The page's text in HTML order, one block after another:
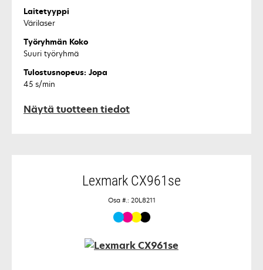
Laitetyyppi
Värilaser
Työryhmän Koko
Suuri työryhmä
Tulostusnopeus: Jopa
45 s/min
Näytä tuotteen tiedot
Lexmark CX961se
Osa #.: 20L8211